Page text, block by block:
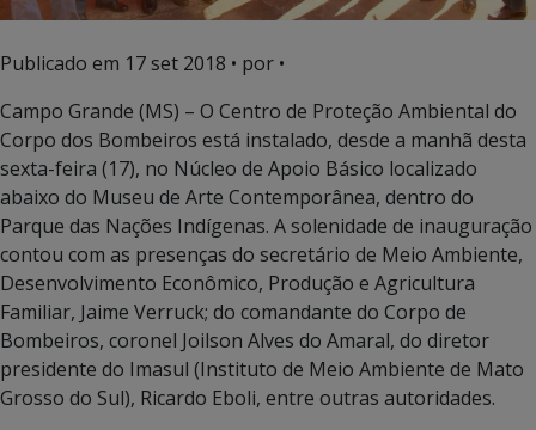
Publicado em 17 set 2018 • por •
Campo Grande (MS) – O Centro de Proteção Ambiental do
Corpo dos Bombeiros está instalado, desde a manhã desta
sexta-feira (17), no Núcleo de Apoio Básico localizado
abaixo do Museu de Arte Contemporânea, dentro do
Parque das Nações Indígenas. A solenidade de inauguração
contou com as presenças do secretário de Meio Ambiente,
Desenvolvimento Econômico, Produção e Agricultura
Familiar, Jaime Verruck; do comandante do Corpo de
Bombeiros, coronel Joilson Alves do Amaral, do diretor
presidente do Imasul (Instituto de Meio Ambiente de Mato
Grosso do Sul), Ricardo Eboli, entre outras autoridades.